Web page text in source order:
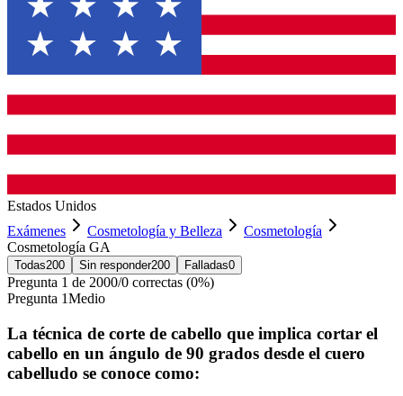
Estados Unidos
Exámenes
Cosmetología y Belleza
Cosmetología
Cosmetología GA
Todas200 Sin responder200 Falladas0
Pregunta 1 de 2000/0 correctas (0%)
Pregunta 1Medio
La técnica de corte de cabello que implica cortar el
cabello en un ángulo de 90 grados desde el cuero
cabelludo se conoce como: